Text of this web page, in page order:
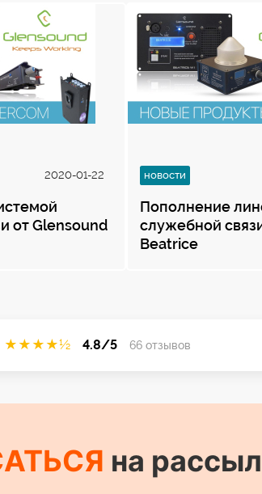
2020-01-22
от Glensound
новости
Пополнение
служебной
Beatrice
★ ★ ★ ★½ 4.8/5 66 отзывов
на